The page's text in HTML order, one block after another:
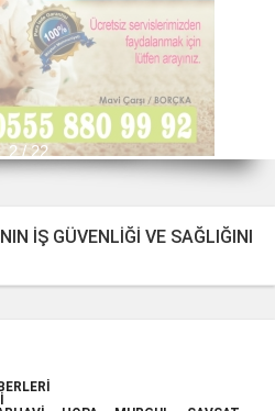
2 / 22
IŞ GÜVENLIĞI VE SAĞLIĞINI